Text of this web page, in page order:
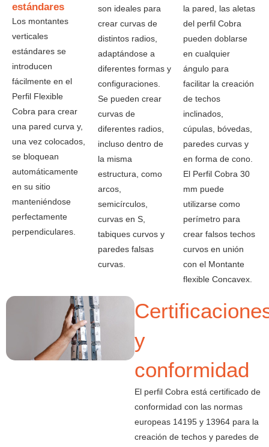
estándares
Los montantes
verticales
estándares se
introducen
fácilmente en el
Perfil Flexible
Cobra para crear
una pared curva y,
una vez colocados,
se bloquean
automáticamente
en su sitio
manteniéndose
perfectamente
perpendiculares.
son ideales para
crear curvas de
distintos radios,
adaptándose a
diferentes formas y
configuraciones.
Se pueden crear
curvas de
diferentes radios,
incluso dentro de
la misma
estructura, como
arcos,
semicírculos,
curvas en S,
tabiques curvos y
paredes falsas
curvas.
la pared, las aletas
del perfil Cobra
pueden doblarse
en cualquier
ángulo para
facilitar la creación
de techos
inclinados,
cúpulas, bóvedas,
paredes curvas y
en forma de cono.
El Perfil Cobra 30
mm puede
utilizarse como
perímetro para
crear falsos techos
curvos en unión
con el Montante
flexible Concavex.
y
conformidad
El perfil Cobra está certificado de
conformidad con las normas
europeas 14195 y 13964 para la
creación de techos y paredes de